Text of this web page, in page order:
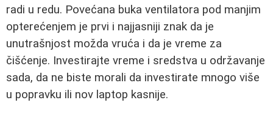
radi u redu. Povećana buka ventilatora pod manjim
opterećenjem je prvi i najjasniji znak da je
unutrašnjost možda vruća i da je vreme za
čišćenje. Investirajte vreme i sredstva u održavanje
sada, da ne biste morali da investirate mnogo više
u popravku ili nov laptop kasnije.